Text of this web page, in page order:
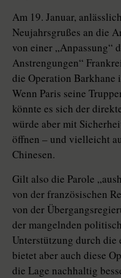
Am 19. Januar,
Neujahrsgrußes an die
von einer „Anpassung“
Anstrengungen“
die Operation
Wenn Paris seine
könnte es sich der
würde aber mit
öffnen – und vielleicht
Chinesen.
Gilt also die Parole
von der französischen
von der
der mangelnden
Unterstützung durch
bietet aber auch diese
die Lage nachhaltig